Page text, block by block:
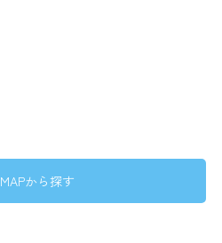
MAPから探す